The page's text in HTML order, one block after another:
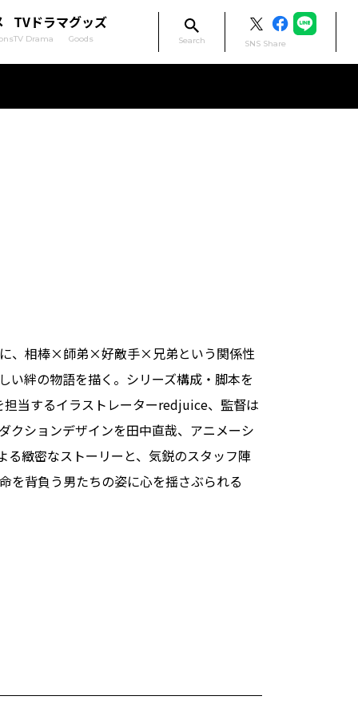
TVドラマ
TV Drama
グッズ
Goods Search SNS Share
に、相棒×師弟×好敵手×兄弟という関係性
い絆の物語を描く。シリーズ構成・脚本を
当するイラストレーターredjuice、監督は
クションデザインを田中直哉、アニメーシ
る緻密なストーリーと、気鋭のスタッフ陣
を背負う男たちの姿に心を揺さぶられる